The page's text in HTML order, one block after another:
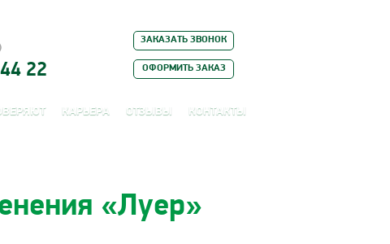
22
ЗАКАЗАТЬ ЗВОНОК
ОФОРМИТЬ ЗАКАЗ
КАРЬЕРА ОТЗЫВЫ КОНТАКТЫ
«Луер»